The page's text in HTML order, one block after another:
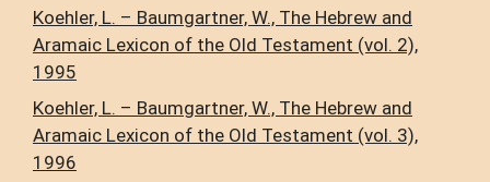
Koehler, L. – Baumgartner, W., The Hebrew and
Aramaic Lexicon of the Old Testament (vol. 2),
1995
Koehler, L. – Baumgartner, W., The Hebrew and
Aramaic Lexicon of the Old Testament (vol. 3),
1996